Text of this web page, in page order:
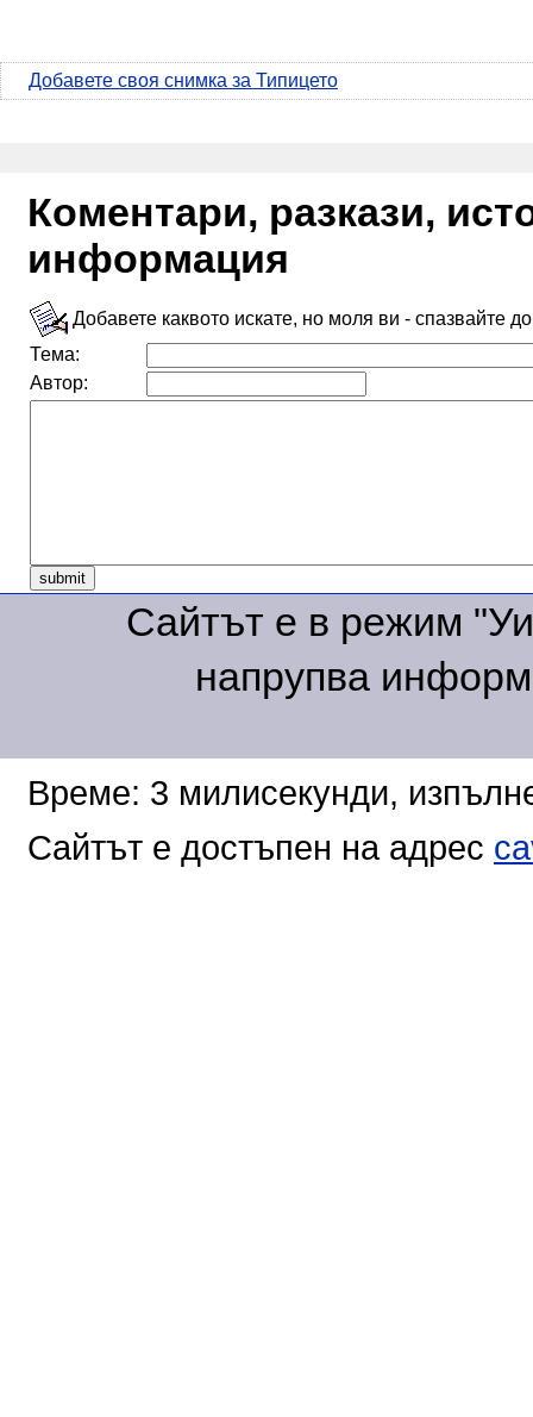
Добавете своя снимка за Типицето
Коментари, разкази,
информация
Добавете каквото искате, но моля ви - спазвайте
Тема:
Автор:
Сайтът е в режим
напрупва
Време: 3 милисекунди,
Сайтът е достъпен на адрес